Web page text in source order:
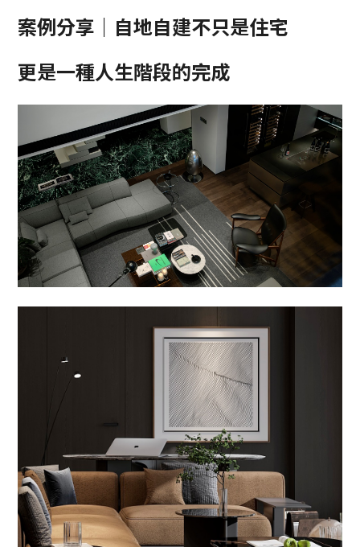
案例分享｜自地自建不只是住宅
更是一種人生階段的完成